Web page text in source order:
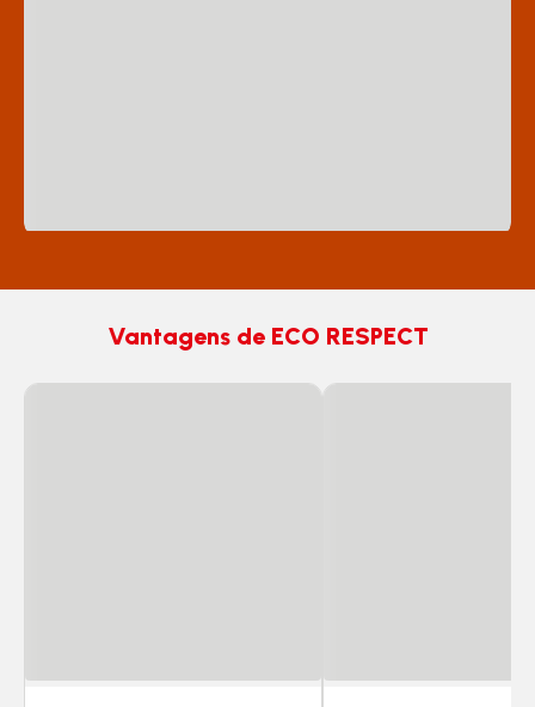
Vantagens de ECO RESPECT